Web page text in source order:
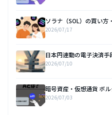
ソラナ（SOL）の買い方
2026/07/17
日本円連動の電子決済
2026/07/10
暗号資産・仮想通貨 ボ
2026/07/03